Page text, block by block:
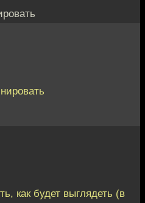
как будет выглядеть (в